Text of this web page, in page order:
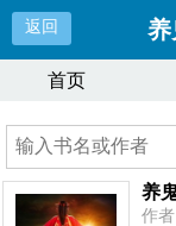
返回 养
首页
养
作